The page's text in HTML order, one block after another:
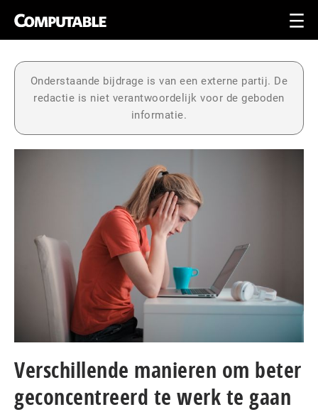
Onderstaande bijdrage is van een externe partij. De
redactie is niet verantwoordelijk voor de geboden
informatie.
Verschillende manieren om beter
geconcentreerd te werk te gaan